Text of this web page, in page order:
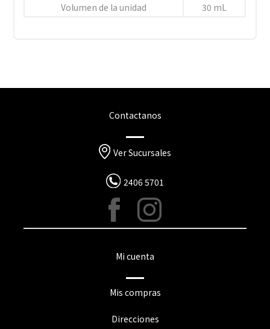
Volumen de la unidad
30 mL
Contactanos
Ver Sucursales
2406 5701
Mi cuenta
Mis compras
Direcciones